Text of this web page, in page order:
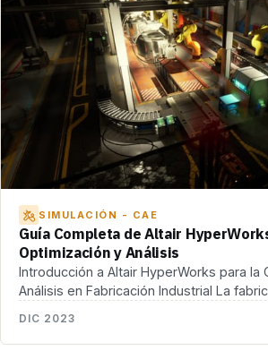
SIMULACIÓN - CAE
Guía Completa de Altair
Optimización y Análisis
Introducción a Altair HyperWorks para la
Análisis en Fabricación Industrial La
DIC 2023